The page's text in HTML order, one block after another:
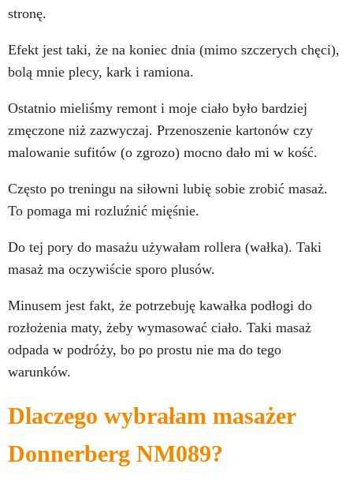
stronę.
Efekt jest taki, że na koniec dnia (mimo szczerych chęci),
bolą mnie plecy, kark i ramiona.
Ostatnio mieliśmy remont i moje ciało było bardziej
zmęczone niż zazwyczaj. Przenoszenie kartonów czy
malowanie sufitów (o zgrozo) mocno dało mi w kość.
Często po treningu na siłowni lubię sobie zrobić masaż.
To pomaga mi rozluźnić mięśnie.
Do tej pory do masażu używałam rollera (wałka). Taki
masaż ma oczywiście sporo plusów.
Minusem jest fakt, że potrzebuję kawałka podłogi do
rozłożenia maty, żeby wymasować ciało. Taki masaż
odpada w podróży, bo po prostu nie ma do tego
warunków.
Dlaczego wybrałam masażer
Donnerberg NM089?